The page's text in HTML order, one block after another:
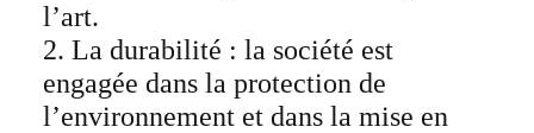
l’art.
2. La durabilité : la société est
engagée dans la protection de
l’environnement et dans la mise en